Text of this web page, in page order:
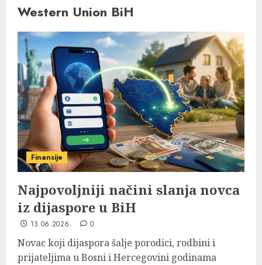
Western Union BiH
Finansije
Najpovoljniji načini slanja novca
iz dijaspore u BiH
13.06.2026. 0
Novac koji dijaspora šalje porodici, rodbini i
prijateljima u Bosni i Hercegovini godinama